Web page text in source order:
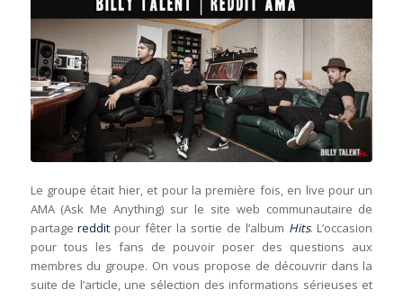
Le groupe était hier, et pour la première fois, en live pour un
AMA (Ask Me Anything) sur le site web communautaire de
partage reddit pour fêter la sortie de l’album Hits. L’occasion
pour tous les fans de pouvoir poser des questions aux
membres du groupe. On vous propose de découvrir dans la
suite de l’article, une sélection des informations sérieuses et